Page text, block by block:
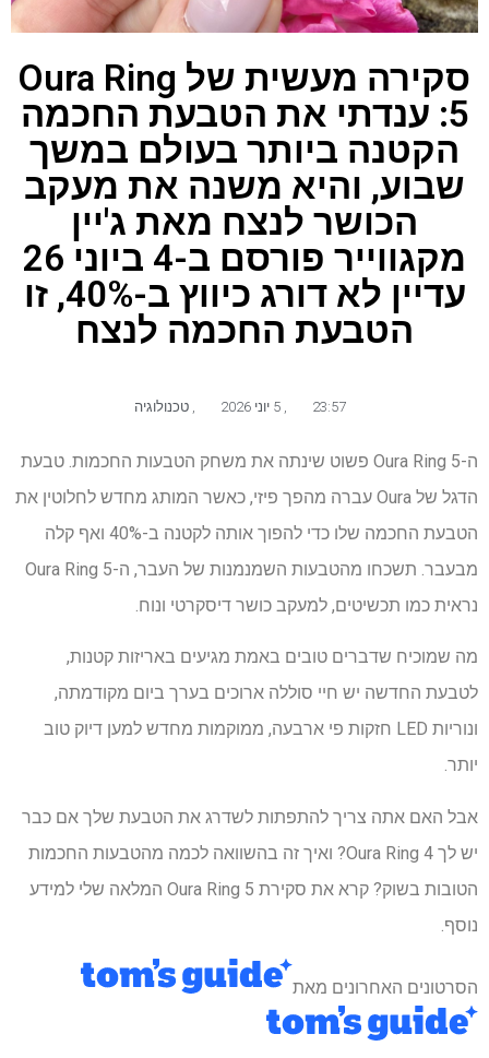
סקירה מעשית של Oura Ring
5: ענדתי את הטבעת החכמה
הקטנה ביותר בעולם במשך
שבוע, והיא משנה את מעקב
הכושר לנצח מאת ג'יין
מקגווייר פורסם ב-4 ביוני 26
עדיין לא דורג כיווץ ב-40%, זו
הטבעת החכמה לנצח
23:57 טכנולוגיה
ה-Oura Ring 5 פשוט שינתה את משחק הטבעות החכמות. טבעת
הדגל של Oura עברה מהפך פיזי, כאשר המותג מחדש לחלוטין את
הטבעת החכמה שלו כדי להפוך אותה לקטנה ב-40% ואף קלה
מבעבר. תשכחו מהטבעות השמנמנות של העבר, ה-Oura Ring 5
נראית כמו תכשיטים, למעקב כושר דיסקרטי ונוח.
מה שמוכיח שדברים טובים באמת מגיעים באריזות קטנות,
לטבעת החדשה יש חיי סוללה ארוכים בערך ביום מקודמתה,
ונוריות LED חזקות פי ארבעה, ממוקמות מחדש למען דיוק טוב
יותר.
אבל האם אתה צריך להתפתות לשדרג את הטבעת שלך אם כבר
יש לך Oura Ring 4? ואיך זה בהשוואה לכמה מהטבעות החכמות
הטובות בשוק? קרא את סקירת Oura Ring 5 המלאה שלי למידע
נוסף.
הסרטונים האחרונים מאת